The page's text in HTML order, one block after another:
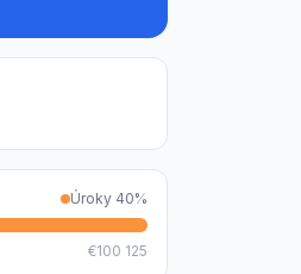
Úroky 40%
€100 125